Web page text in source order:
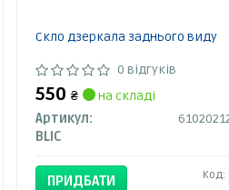
Скло дзеркала заднього виду
0 відгуків
550 ₴
на складі
Артикул:
BLIC
ПРИДБАТИ Код: